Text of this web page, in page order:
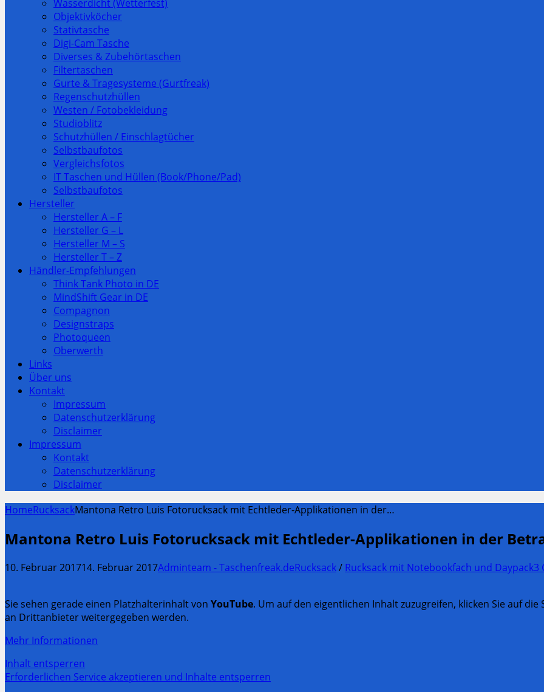
Wasserdicht (Wetterfest)
Objektivköcher
Stativtasche
Digi-Cam Tasche
Diverses & Zubehörtaschen
Filtertaschen
Gurte & Tragesysteme (Gurtfreak)
Regenschutzhüllen
Westen / Fotobekleidung
Studioblitz
Schutzhüllen / Einschlagtücher
Selbstbaufotos
Vergleichsfotos
IT Taschen und Hüllen (Book/Phone/Pad)
Selbstbaufotos
Hersteller
Hersteller A – F
Hersteller G – L
Hersteller M – S
Hersteller T – Z
Händler-Empfehlungen
Think Tank Photo in DE
MindShift Gear in DE
Compagnon
Designstraps
Photoqueen
Oberwerth
Links
Über uns
Kontakt
Impressum
Datenschutzerklärung
Disclaimer
Impressum
Kontakt
Datenschutzerklärung
Disclaimer
HomeRucksackMantona Retro Luis Fotorucksack mit Echtleder-Applikationen in der…
Mantona Retro Luis Fotorucksack mit Echtleder-Applikationen in der
10. Februar 201714. Februar 2017Adminteam - Taschenfreak.deRucksack/ Rucksack mit Notebookfach und Daypack3
Sie sehen gerade einen Platzhalterinhalt von YouTube. Um auf den eigentlichen Inhalt zuzugreifen, klicken Sie auf
an Drittanbieter weitergegeben werden.
Mehr Informationen
Inhalt entsperren
Erforderlichen Service akzeptieren und Inhalte entsperren